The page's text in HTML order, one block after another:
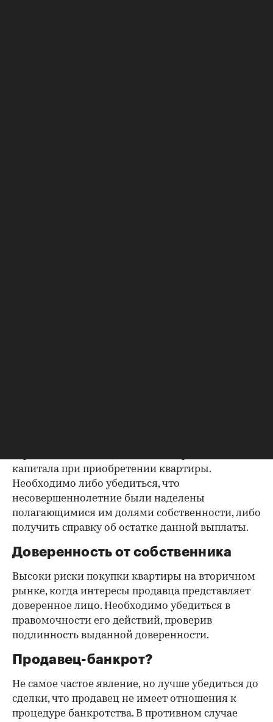
капитала при приобретении квартиры.
Необходимо либо убедиться, что
несовершеннолетние были наделены
полагающимися им долями собственности, либо
получить справку об остатке данной выплаты.
Доверенность от собственника
Высоки риски покупки квартиры на вторичном
рынке, когда интересы продавца представляет
доверенное лицо. Необходимо убедиться в
правомочности его действий, проверив
подлинность выданной доверенности.
Продавец-банкрот?
Не самое частое явление, но лучше убедиться до
сделки, что продавец не имеет отношения к
процедуре банкротства. В противном случае